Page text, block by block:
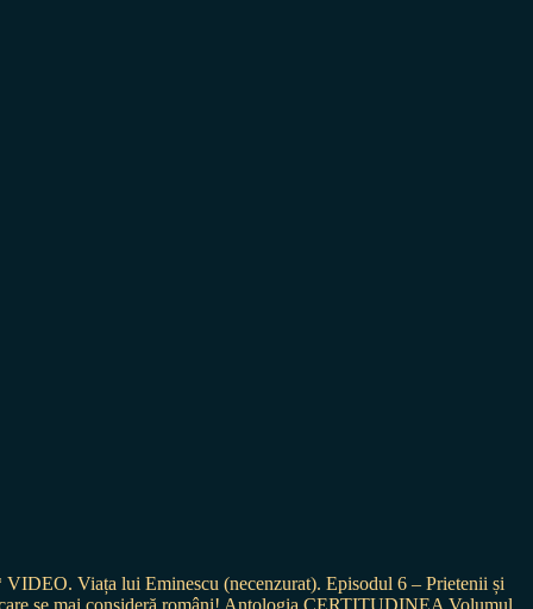
VIDEO. Viața lui Eminescu (necenzurat). Episodul 6 – Prietenii și